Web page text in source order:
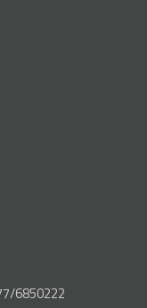
6850222